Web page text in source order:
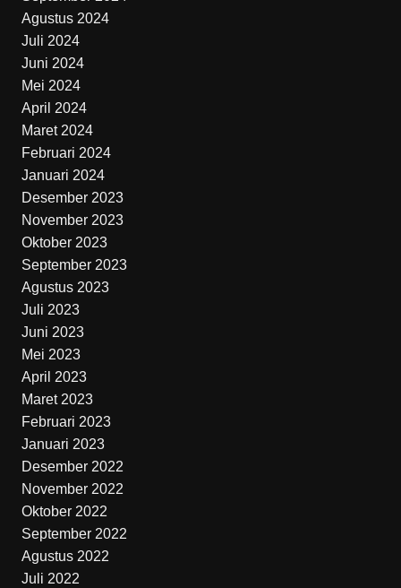
Agustus 2024
Juli 2024
Juni 2024
Mei 2024
April 2024
Maret 2024
Februari 2024
Januari 2024
Desember 2023
November 2023
Oktober 2023
September 2023
Agustus 2023
Juli 2023
Juni 2023
Mei 2023
April 2023
Maret 2023
Februari 2023
Januari 2023
Desember 2022
November 2022
Oktober 2022
September 2022
Agustus 2022
Juli 2022